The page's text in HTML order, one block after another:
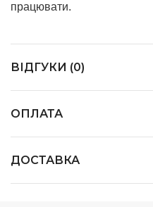
працювати.
ВІДГУКИ (0)
ОПЛАТА
ДОСТАВКА